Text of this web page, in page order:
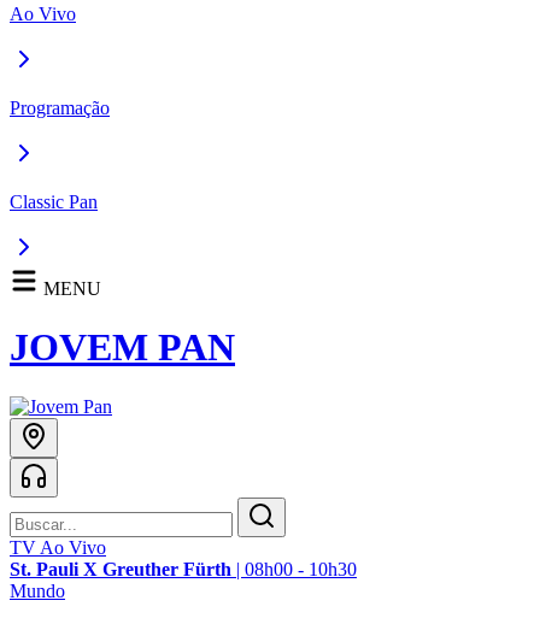
Ao Vivo
Programação
Classic Pan
MENU
JOVEM PAN
TV Ao Vivo
St. Pauli X Greuther Fürth | 08h00 - 10h30
Mundo